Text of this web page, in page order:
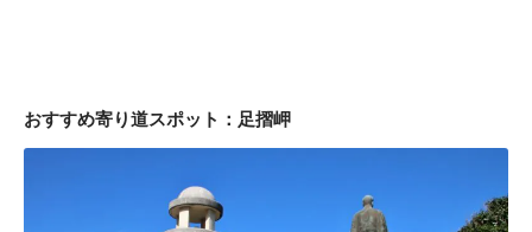
おすすめ寄り道スポット：足摺岬